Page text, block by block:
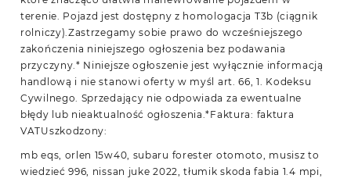
terenie. Pojazd jest dostępny z homologacja T3b (ciągnik
rolniczy).Zastrzegamy sobie prawo do wcześniejszego
zakończenia niniejszego ogłoszenia bez podawania
przyczyny.* Niniejsze ogłoszenie jest wyłącznie informacją
handlową i nie stanowi oferty w myśl art. 66, 1. Kodeksu
Cywilnego. Sprzedający nie odpowiada za ewentualne
błędy lub nieaktualność ogłoszenia.*Faktura: faktura
VATUszkodzony:
mb eqs, orlen 15w40, subaru forester otomoto, musisz to
wiedzieć 996, nissan juke 2022, tłumik skoda fabia 1.4 mpi,